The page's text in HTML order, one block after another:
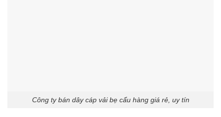
Công ty bán dây cáp vải bẹ cẩu hàng giá rẻ, uy tín